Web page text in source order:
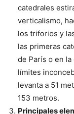
catedrales
verticalismo,
los triforios y
las primeras
de París o en la
límites
levanta a 51
153 metros.
Principales